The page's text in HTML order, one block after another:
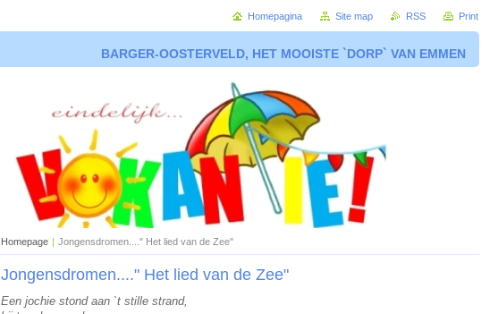
BARGER-OOSTERVELD, HET MOOISTE `DORP` VAN EMMEN
Homepage | Jongensdromen...." Het lied van de Zee"
Jongensdromen...." Het lied van de Zee"
Een jochie stond aan `t stille strand,
Homepagina Site map RSS Print